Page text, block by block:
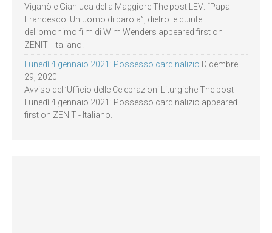
Viganò e Gianluca della Maggiore The post LEV: “Papa
Francesco. Un uomo di parola”, dietro le quinte
dell’omonimo film di Wim Wenders appeared first on
ZENIT - Italiano.
Lunedì 4 gennaio 2021: Possesso cardinalizio Dicembre
29, 2020
Avviso dell’Ufficio delle Celebrazioni Liturgiche The post
Lunedì 4 gennaio 2021: Possesso cardinalizio appeared
first on ZENIT - Italiano.